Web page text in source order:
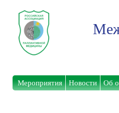
Мероприятия Новости Об